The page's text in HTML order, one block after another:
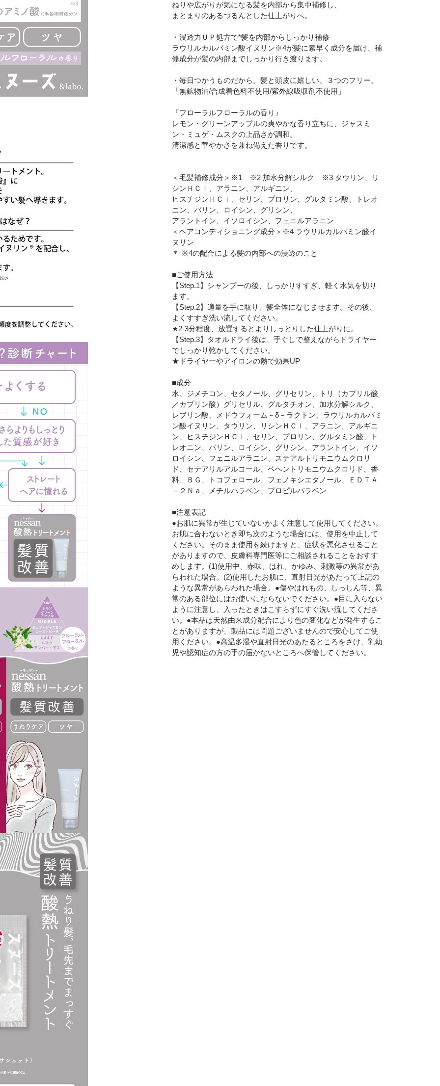
ねりや広がりが気になる髪を内部から集中補修し、
まとまりのあるつるんとした仕上がりへ。
・浸透力ＵＰ処方で*髪を内部からしっかり補修
ラウリルカルバミン酸イヌリン※4が髪に素早く成分を届け、補
修成分が髪の内部までしっかり行き渡ります。
・毎日つかうものだから。髪と頭皮に嬉しい、３つのフリー。
「無鉱物油/合成着色料不使用/紫外線吸収剤不使用」
『フローラルフローラルの香り』
レモン・グリーンアップルの爽やかな香り立ちに、ジャスミ
ン・ミュゲ・ムスクの上品さが調和。
清潔感と華やかさを兼ね備えた香りです。
＜毛髪補修成分＞※1 ※2 加水分解シルク ※3 タウリン、リ
シンＨＣｌ、アラニン、アルギニン、
ヒスチジンＨＣｌ、セリン、プロリン、グルタミン酸、トレオ
ニン、バリン、ロイシン、グリシン、
アラントイン、イソロイシン、フェニルアラニン
＜ヘアコンディショニング成分＞※4 ラウリルカルバミン酸イ
ヌリン
＊ ※4の配合による髪の内部への浸透のこと
■ご使用方法
【Step.1】シャンプーの後、しっかりすすぎ、軽く水気を切り
ます。
【Step.2】適量を手に取り、髪全体になじませます。その後、
よくすすぎ洗い流してください。
★2-3分程度、放置するとよりしっとりした仕上がりに。
【Step.3】タオルドライ後は、手ぐしで整えながらドライヤー
でしっかり乾かしてください。
★ドライヤーやアイロンの熱で効果UP
■成分
水、ジメチコン、セタノール、グリセリン、トリ（カプリル酸
／カプリン酸）グリセリル、グルタチオン、加水分解シルク、
レブリン酸、メドウフォーム－δ－ラクトン、ラウリルカルバミ
ン酸イヌリン、タウリン、リシンＨＣｌ、アラニン、アルギニ
ン、ヒスチジンＨＣｌ、セリン、プロリン、グルタミン酸、ト
レオニン、バリン、ロイシン、グリシン、アラントイン、イソ
ロイシン、フェニルアラニン、ステアルトリモニウムクロリ
ド、セテアリルアルコール、ベヘントリモニウムクロリド、香
料、ＢＧ、トコフェロール、フェノキシエタノール、ＥＤＴＡ
－２Ｎａ、メチルパラベン、プロピルパラベン
■注意表記
●お肌に異常が生じていないかよく注意して使用してください。
お肌に合わないとき即ち次のような場合には、使用を中止して
ください。そのまま使用を続けますと、症状を悪化させること
がありますので、皮膚科専門医等にご相談されることをおすす
めします。(1)使用中、赤味、はれ、かゆみ、刺激等の異常があ
らわれた場合。(2)使用したお肌に、直射日光があたって上記の
ような異常があらわれた場合。●傷やはれもの、しっしん等、異
常のある部位にはお使いにならないでください。●目に入らない
ように注意し、入ったときはこすらずにすぐ洗い流してくださ
い。●本品は天然由来成分配合により色の変化などが発生するこ
とがありますが、製品には問題ございませんので安心してご使
用ください。●高温多湿や直射日光のあたるところをさけ、乳幼
児や認知症の方の手の届かないところへ保管してください。